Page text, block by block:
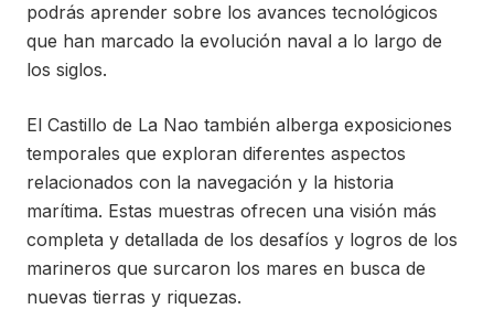
podrás aprender sobre los avances tecnológicos
que han marcado la evolución naval a lo largo de
los siglos.
El Castillo de La Nao también alberga exposiciones
temporales que exploran diferentes aspectos
relacionados con la navegación y la historia
marítima. Estas muestras ofrecen una visión más
completa y detallada de los desafíos y logros de los
marineros que surcaron los mares en busca de
nuevas tierras y riquezas.